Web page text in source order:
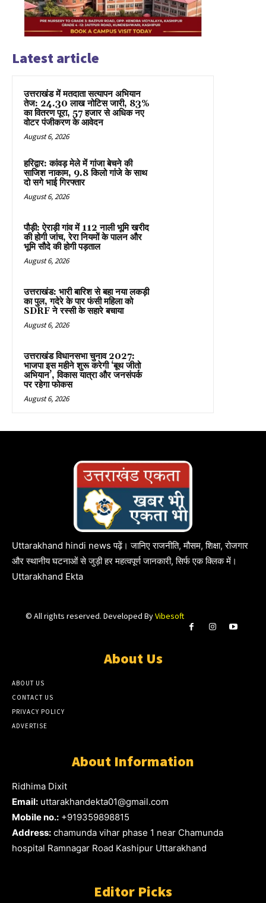
Latest article
उत्तराखंड में मतदाता सत्यापन अभियान
तेज: 24.30 लाख नोटिस जारी, 83%
का वितरण पूरा, 57 हजार से अधिक नए
वोटर पंजीकरण के आवेदन
August 6, 2026
हरिद्वार: कांवड़ मेले में गांजा बेचने की
साजिश नाकाम, 9.8 किलो गांजे के साथ
दो सगे भाई गिरफ्तार
August 6, 2026
पौड़ी: ऐराड़ी गांव में 112 नाली भूमि खरीद
की होगी जांच, रेरा नियमों के पालन और
भूमि सौदे की होगी पड़ताल
August 6, 2026
उत्तराखंड: भारी बारिश से बहा नया लकड़ी
का पुल, गदेरे के पार फंसी महिला को
SDRF ने रस्सी के सहारे बचाया
August 6, 2026
उत्तराखंड विधानसभा चुनाव 2027:
भाजपा इस महीने शुरू करेगी ‘बूथ जीतो
अभियान’, विकास यात्रा और जनसंपर्क
पर रहेगा फोकस
August 6, 2026
Uttarakhand hindi news पढ़ें। जानिए राजनीति, मौसम, शिक्षा, रोजगार
और स्थानीय घटनाओं से जुड़ी हर महत्वपूर्ण जानकारी, सिर्फ एक क्लिक में।
Uttarakhand Ekta
© All rights reserved. Developed ByVibesoft
About Us
ABOUT US
CONTACT US
PRIVACY POLICY
ADVERTISE
About Information
Ridhima Dixit
Email: uttarakhandekta01@gmail.com
Mobile no.: +919359898815
Address: chamunda vihar phase 1 near Chamunda
hospital Ramnagar Road Kashipur Uttarakhand
Editor Picks